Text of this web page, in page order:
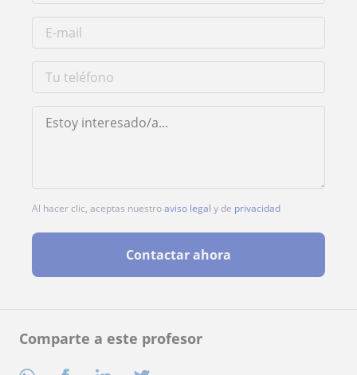
Comparte a este profesor
Al hacer clic, aceptas nuestroaviso legal y de privacidad
Contactar ahora